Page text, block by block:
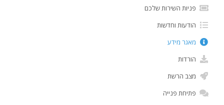
פניות השירות שלכם
הודעות וחדשות
מאגר מידע
הורדות
מצב הרשת
פתיחת פנייה